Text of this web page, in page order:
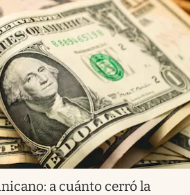
a cuánto cerró la